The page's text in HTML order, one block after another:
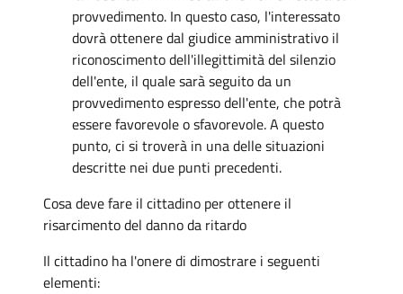
provvedimento. In questo caso, l'interessato
dovrà ottenere dal giudice amministrativo il
riconoscimento dell'illegittimità del silenzio
dell'ente, il quale sarà seguito da un
provvedimento espresso dell'ente, che potrà
essere favorevole o sfavorevole. A questo
punto, ci si troverà in una delle situazioni
descritte nei due punti precedenti.
Cosa deve fare il cittadino per ottenere il
risarcimento del danno da ritardo
Il cittadino ha l'onere di dimostrare i seguenti
elementi: